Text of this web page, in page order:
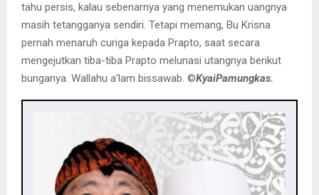
tahu persis, kalau sebenarnya yang menemukan uangnya
masih tetangganya sendiri. Tetapi memang, Bu Krisna
pernah menaruh curiga kepada Prapto, saat secara
mengejutkan tiba-tiba Prapto melunasi utangnya berikut
bunganya. Wallahu a’lam bissawab. ©️KyaiPamungkas.